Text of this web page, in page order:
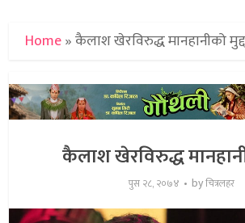
Home»कैलाश खेरविरुद्ध मानहानीको
कैलाश खेरविरुद्ध
पुस २८, २०७४ byचित्रलहर